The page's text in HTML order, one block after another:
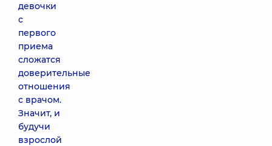
девочки
с
первого
приема
сложатся
доверительные
отношения
с врачом.
Значит, и
будучи
взрослой